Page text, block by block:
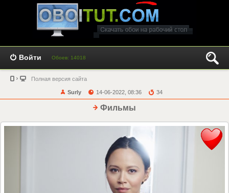
Войти Обоев: 14018
Полная версия сайта
Surly 14-06-2022, 08:36 34
Фильмы